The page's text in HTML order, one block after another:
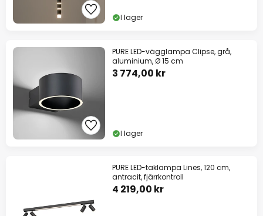
I lager
PURE LED-vägglampa Clipse, grå,
aluminium, Ø 15 cm
3 774,00 kr
I lager
PURE LED-taklampa Lines, 120 cm,
antracit, fjärrkontroll
4 219,00 kr